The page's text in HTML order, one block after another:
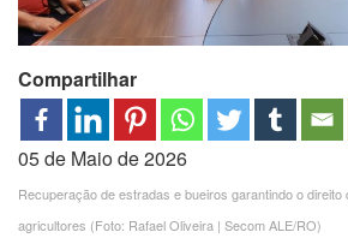
Compartilhar
05 de Maio de 2026
Recuperação de estradas e bueiros garantindo o
agricultores (Foto: Rafael Oliveira | Secom ALE/RO)